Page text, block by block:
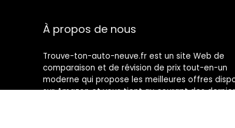
À propos de nous
Trouve-ton-auto-neuve.fr est un site Web de
comparaison et de révision de prix tout-en-un
moderne qui propose les meilleures offres
sur Amazon et vous tient au courant des